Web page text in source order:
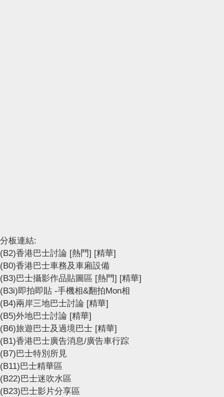
分板連結:
(B2)香港巴士討論 [熱門] [精華]
(B0)香港巴士車務及車廂設備
(B3)巴士攝影作品貼圖區 [熱門] [精華]
(B3i)即拍即貼 -手機相&翻拍Mon相
(B4)兩岸三地巴士討論 [精華]
(B5)外地巴士討論 [精華]
(B6)旅遊巴士及過境巴士 [精華]
(B1)香港巴士廣告消息/廣告車行踪
(B7)巴士特別所見
(B11)巴士精華區
(B22)巴士迷吹水區
(B23)巴士影片分享區